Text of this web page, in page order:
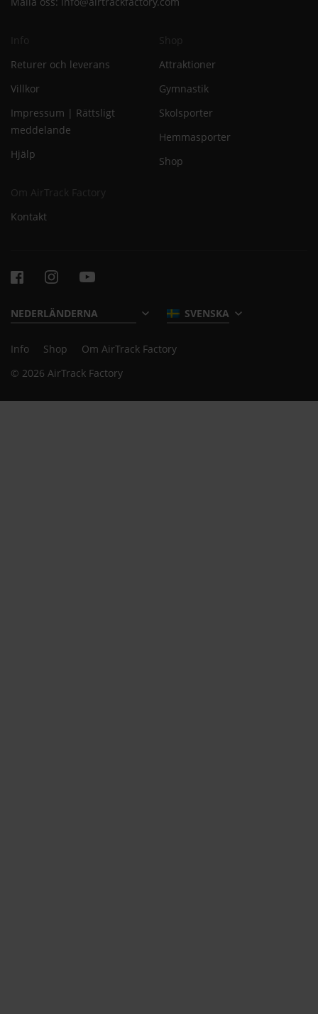
Info
Returer och leverans
Villkor
Impressum | Rättsligt
meddelande
Hjälp
Shop
Attraktioner
Gymnastik
Skolsporter
Hemmasporter
Shop
Om AirTrack Factory
Kontakt
SVENSKA
Info Shop
Om AirTrack Factory
© 2026 AirTrack Factory